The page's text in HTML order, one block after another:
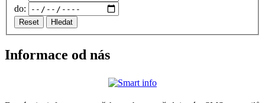
do:
Reset Hledat
Informace od nás